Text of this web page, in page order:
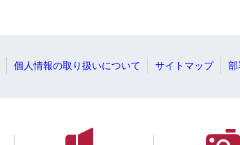
個人情報の取り扱いについて サイトマップ 部